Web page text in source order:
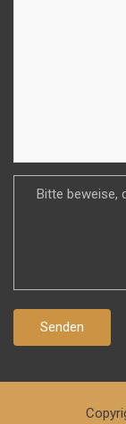
Bitte beweise,